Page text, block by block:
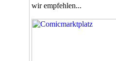
wir empfehlen...